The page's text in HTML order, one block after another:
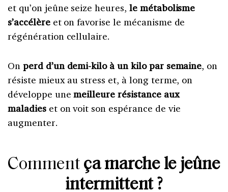
et qu’on jeûne seize heures, le métabolisme
s’accélèreet on favorise le mécanisme de
régénération cellulaire.
On perd d’un demi-kilo à un kilo par semaine, on
résiste mieux au stress et, à long terme, on
développe unemeilleure résistance aux
maladieset on voit son espérance de vie
augmenter.
Comment ça marche le jeûne
intermittent ?